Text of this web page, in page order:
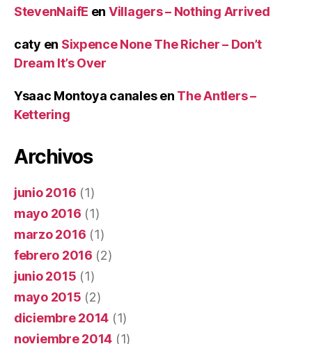
StevenNaifE en Villagers – Nothing Arrived
caty en Sixpence None The Richer – Don’t
Dream It’s Over
Ysaac Montoya canalesen The Antlers –
Kettering
Archivos
junio 2016 (1)
mayo 2016 (1)
marzo 2016 (1)
febrero 2016 (2)
junio 2015 (1)
mayo 2015 (2)
diciembre 2014 (1)
noviembre 2014 (1)